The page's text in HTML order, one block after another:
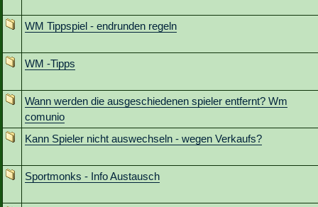
WM Tippspiel - endrunden regeln
WM -Tipps
Wann werden die ausgeschiedenen spieler entfernt? Wm
comunio
Kann Spieler nicht auswechseln - wegen Verkaufs?
Sportmonks - Info Austausch